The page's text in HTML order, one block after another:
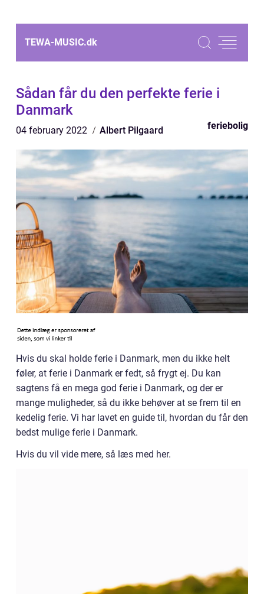
TEWA-MUSIC.dk
Sådan får du den perfekte ferie i
Danmark
04 february 2022 Albert Pilgaard feriebolig
Hvis du skal holde ferie i Danmark, men du ikke helt
føler, at ferie i Danmark er fedt, så frygt ej. Du kan
sagtens få en mega god ferie i Danmark, og der er
mange muligheder, så du ikke behøver at se frem til en
kedelig ferie. Vi har lavet en guide til, hvordan du får den
bedst mulige ferie i Danmark.
Hvis du vil vide mere, så læs med her.